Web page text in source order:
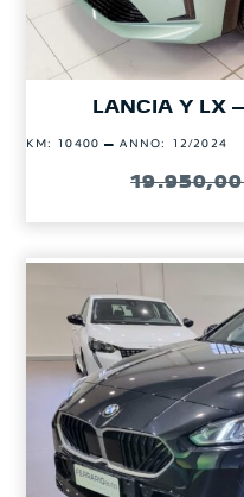
LANCIA Y LX
KM: 10400 – ANNO: 12/2024